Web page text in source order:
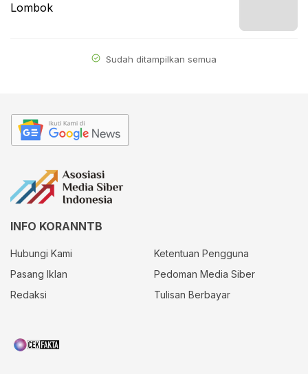
Lombok
Sudah ditampilkan semua
INFO KORANNTB
Hubungi Kami
Ketentuan Pengguna
Pasang Iklan
Pedoman Media Siber
Redaksi
Tulisan Berbayar